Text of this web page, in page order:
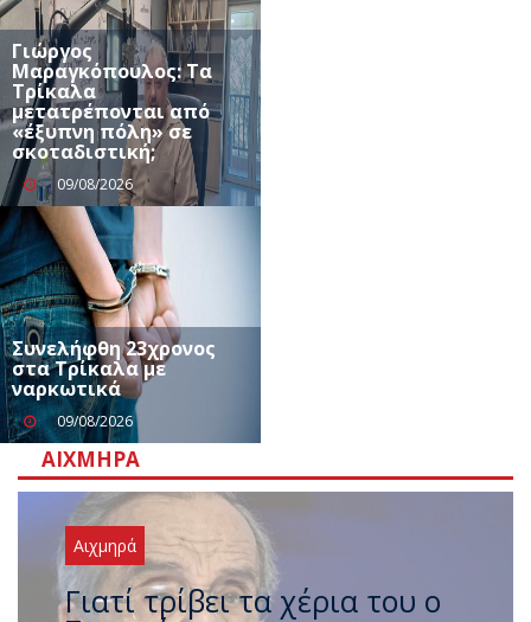
Γιώργος
Μαραγκόπουλος: Τα
Τρίκαλα
μετατρέπονται από
«έξυπνη πόλη» σε
σκοταδιστική;
09/08/2026
Συνελήφθη 23χρονος
στα Τρίκαλα με
ναρκωτικά
09/08/2026
ΑΙΧΜΗΡΆ
Αιχμηρά
Ξαναχτύπησαν